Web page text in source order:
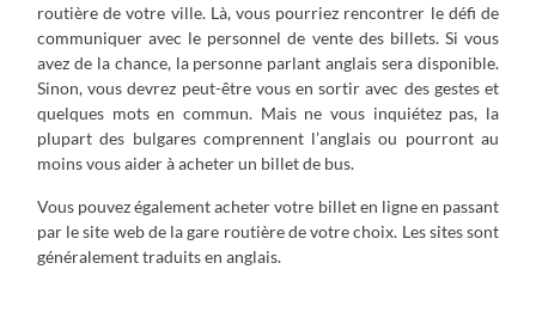
routière de votre ville. Là, vous pourriez rencontrer le défi de
communiquer avec le personnel de vente des billets. Si vous
avez de la chance, la personne parlant anglais sera disponible.
Sinon, vous devrez peut-être vous en sortir avec des gestes et
quelques mots en commun. Mais ne vous inquiétez pas, la
plupart des bulgares comprennent l’anglais ou pourront au
moins vous aider à acheter un billet de bus.
Vous pouvez également acheter votre billet en ligne en passant
par le site web de la gare routière de votre choix. Les sites sont
généralement traduits en anglais.